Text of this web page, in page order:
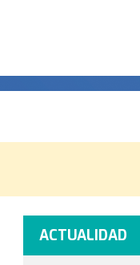
ACTUALIDAD